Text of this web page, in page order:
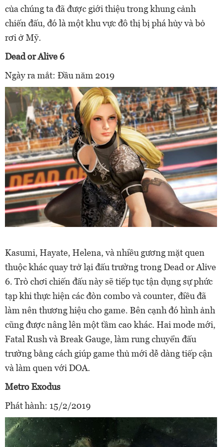
của chúng ta đã được giới thiệu trong khung cảnh
chiến đấu, đó là một khu vực đô thị bị phá hủy và bỏ
rơi ở Mỹ.
Dead or Alive 6
Ngày ra mắt: Đầu năm 2019
Kasumi, Hayate, Helena, và nhiều gương mặt quen
thuộc khác quay trở lại đấu trường trong Dead or Alive
6. Trò chơi chiến đấu này sẽ tiếp tục tận dụng sự phức
tạp khi thực hiện các đòn combo và counter, điều đã
làm nên thương hiệu cho game. Bên cạnh đó hình ảnh
cũng được nâng lên một tầm cao khác. Hai mode mới,
Fatal Rush và Break Gauge, làm rung chuyển đấu
trường bằng cách giúp game thủ mới dễ dàng tiếp cận
và làm quen với DOA.
Metro Exodus
Phát hành: 15/2/2019